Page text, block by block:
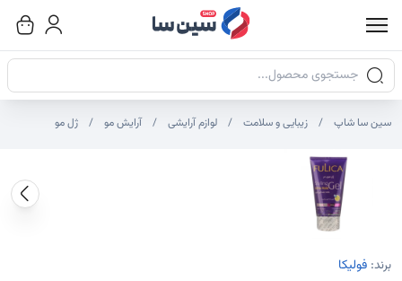
جستجوی محصولات
سین سا شاپ زیبایی و سلامت لوازم آرایشی آرایش مو ژل مو
برند: فولیکا
تصاویر محصول
تصویر شاخص محصول
سایر تصاویر محصول - تصاویر بندانگشتی